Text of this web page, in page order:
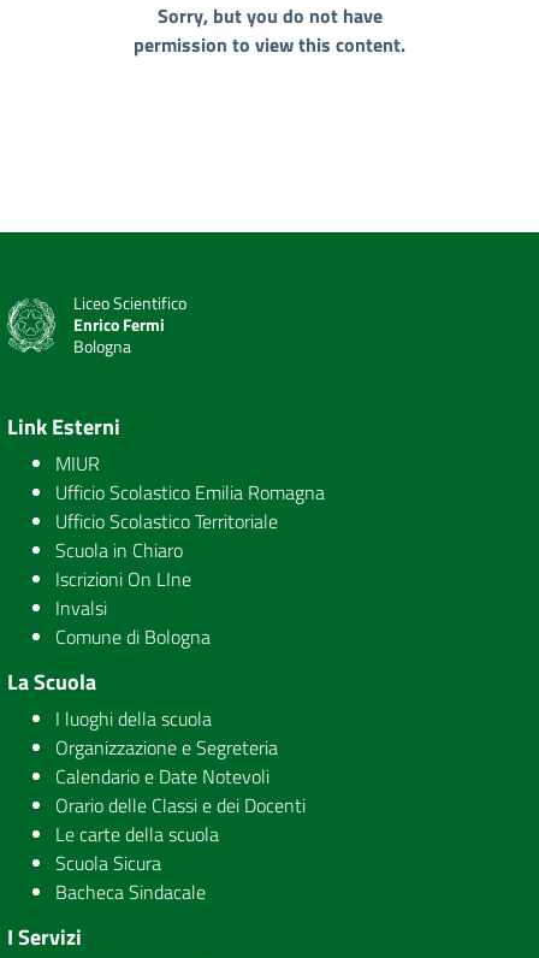
Sorry, but you do not have
permission to view this content.
Liceo Scientifico
Enrico Fermi
Bologna
Link Esterni
MIUR
Ufficio Scolastico Emilia Romagna
Ufficio Scolastico Territoriale
Scuola in Chiaro
Iscrizioni On LIne
Invalsi
Comune di Bologna
La Scuola
I luoghi della scuola
Organizzazione e Segreteria
Calendario e Date Notevoli
Orario delle Classi e dei Docenti
Le carte della scuola
Scuola Sicura
Bacheca Sindacale
I Servizi